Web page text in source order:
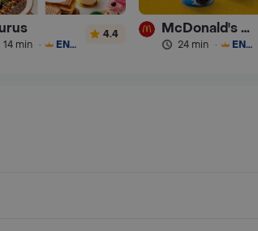
14 min · ENVÍO GRATIS
4.4 McDonald's Postres
24 min · ENVÍO GRATIS